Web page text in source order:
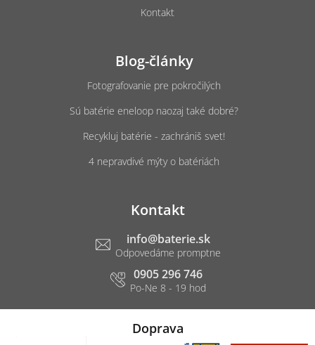
Kontakt
Blog-články
Fotografovanie pre pokročilých
Sú batérie eneloop naozaj také dobré?
Recykluj batérie - zachrániš svet!
4 nepravdivé mýty o batériách
Kontakt
info@baterie.sk
0905 296 746
Doprava